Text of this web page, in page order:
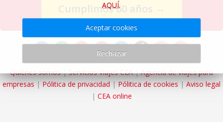
Cumplimos 60 años →
Quiénes somos|Servicios Viajes CEA|Agencia de viajes para
empresas | Pólitica de privacidad | Pólitica de cookies | Aviso legal
| CEA online
AQUÍ.
Aceptar cookies
Rechazar